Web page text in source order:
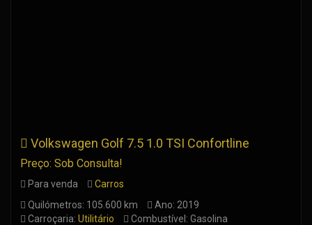
Volkswagen Golf 7.5 1.0 TSI Confortline
Preço: Sob Consulta!
Para venda
Carros
Quilómetros: 105.600 km
Ano: 2019
Carroçaria: Utilitário Combustível: Gasolina